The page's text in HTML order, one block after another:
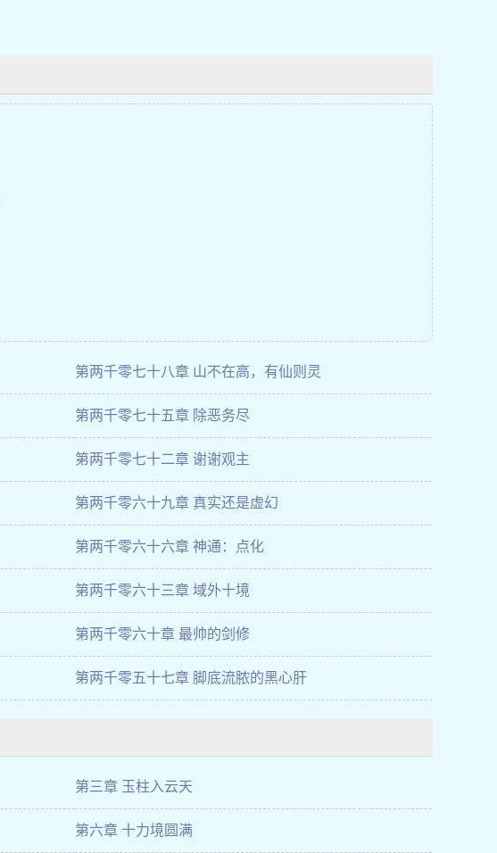
第两千零七十八章 山不在高，有仙则灵
第两千零七十五章 除恶务尽
第两千零七十二章 谢谢观主
第两千零六十九章 真实还是虚幻
第两千零六十六章 神通：点化
第两千零六十三章 域外十境
第两千零六十章 最帅的剑修
第两千零五十七章 脚底流脓的黑心肝
第三章 玉柱入云天
第六章 十力境圆满